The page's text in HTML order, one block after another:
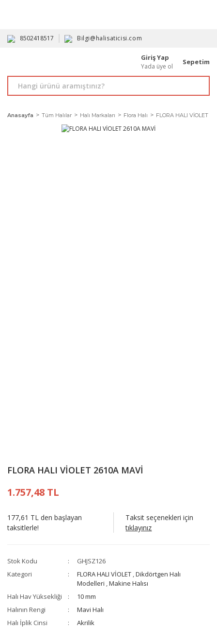
8502418517 Bilgi@halisaticisi.com
Giriş Yap
Yada üye ol
Sepetim
Anasayfa Tüm Halılar Halı Markaları Flora Halı FLORA HALI VİOLET
FLORA HALI VİOLET 2610A MAVİ
1.757,48 TL
177,61 TL den başlayan
taksitlerle!
Taksit seçenekleri için
tıklayınız
Stok Kodu
GHJSZ126
Kategori
FLORA HALI VİOLET ,Dikdörtgen Halı
Modelleri ,Makine Halısı
Halı Hav Yüksekliği
10 mm
Halının Rengi
Mavi Halı
Halı İplik Cinsi
Akrilik